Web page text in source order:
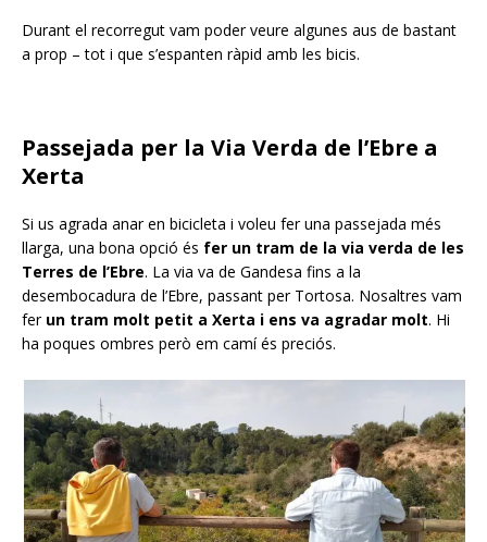
Durant el recorregut vam poder veure algunes aus de bastant
a prop – tot i que s’espanten ràpid amb les bicis.
Passejada per la Via Verda de l’Ebre a
Xerta
Si us agrada anar en bicicleta i voleu fer una passejada més
llarga, una bona opció és fer un tram de la via verda de les
Terres de l’Ebre. La via va de Gandesa fins a la
desembocadura de l’Ebre, passant per Tortosa. Nosaltres vam
fer un tram molt petit a Xerta i ens va agradar molt. Hi
ha poques ombres però em camí és preciós.